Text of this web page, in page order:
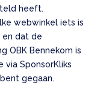
heeft.
webwinkel iets is
en dat de
OBK Bennekom is
SponsorKliks
gegaan.